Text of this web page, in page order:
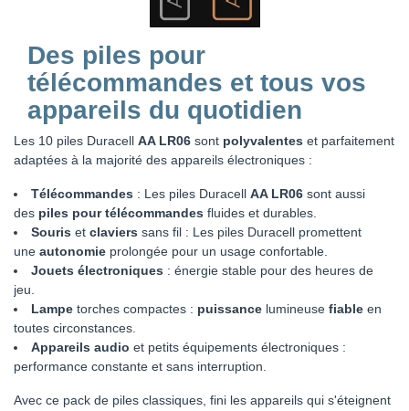
Des piles pour
télécommandes et tous vos
appareils du quotidien
Les 10 piles Duracell AA LR06 sont polyvalentes et parfaitement
adaptées à la majorité des appareils électroniques :
Télécommandes : Les piles Duracell AA LR06 sont aussi
des piles pour télécommandes fluides et durables.
Souris et claviers sans fil : Les piles Duracell promettent
une autonomie prolongée pour un usage confortable.
Jouets électroniques : énergie stable pour des heures de
jeu.
Lampe torches compactes : puissance lumineuse fiable en
toutes circonstances.
Appareils audio et petits équipements électroniques :
performance constante et sans interruption.
Avec ce pack de piles classiques, fini les appareils qui s'éteignent